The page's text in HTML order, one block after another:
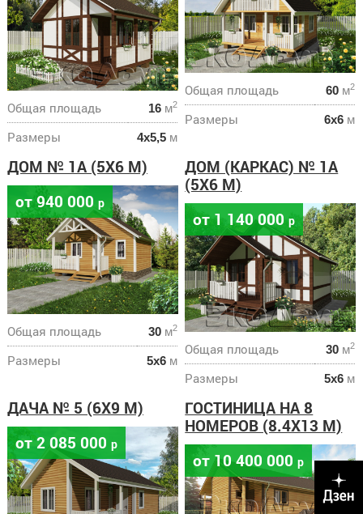
Общая площадь 16м2
Размеры 4х5,5м
Общая площадь 60 м2
Размеры 6х6 м
ДОМ № 1А (5Х6 М)
от 940 000 р
Общая площадь 30м2
Размеры 5х6м
ДОМ (КАРКАС) № 1А
(5Х6 М)
от 1 140 000р
Общая площадь 30 м2
Размеры 5х6 м
ДАЧА № 5 (6Х9 М)
от 2 085 000 р
ГОСТИНИЦА НА 8
НОМЕРОВ (8.4Х13 М)
от 10 400 000р